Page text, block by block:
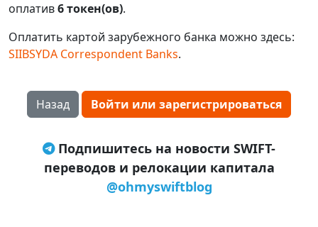
оплатив6 токен(ов).
Оплатить картой зарубежного банка можно здесь:
SIIBSYDA Correspondent Banks.
Назад Войти или зарегистрироваться
Подпишитесь на новости SWIFT-
переводов и релокации капитала
@ohmyswiftblog